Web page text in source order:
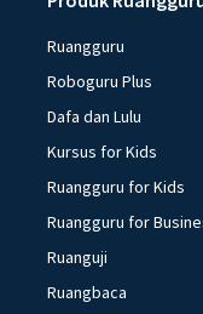
Ruangguru
Roboguru Plus
Dafa dan Lulu
Kursus for Kids
Ruangguru for Kids
Ruangguru for
Ruanguji
Ruangbaca